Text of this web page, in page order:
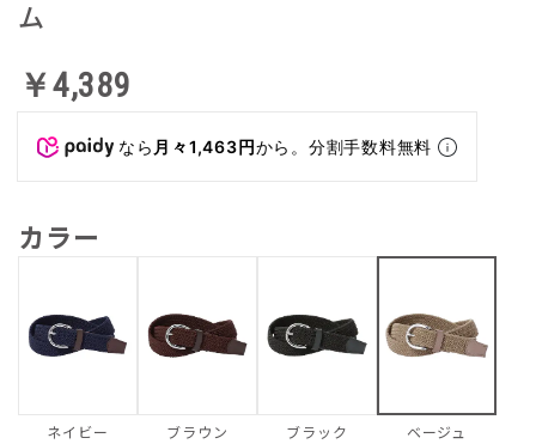
ム
￥4,389
なら 月々1,463円から。分割手数料無料
カラー
ネイビー ブラウン ブラック ベージュ